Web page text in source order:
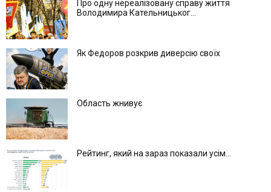
Про одну нереалізовану справу життя
Володимира Кательницьког...
Як Федоров розкрив диверсію своїх
Область жнивує
Рейтинг, який на зараз показали усім...